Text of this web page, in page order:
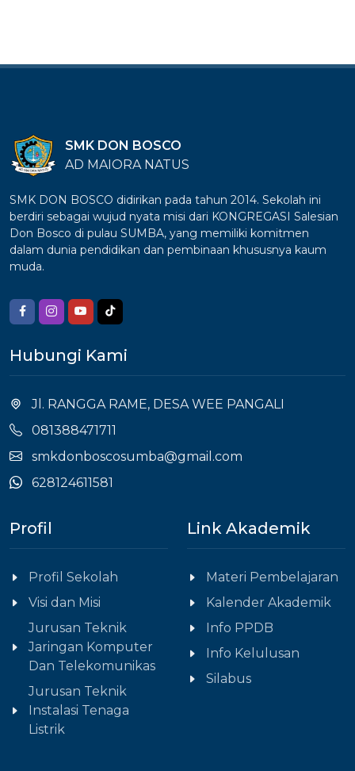
SMK DON BOSCO
AD MAIORA NATUS
SMK DON BOSCO didirikan pada tahun 2014. Sekolah ini
berdiri sebagai wujud nyata misi dari KONGREGASI Salesian
Don Bosco di pulau SUMBA, yang memiliki komitmen
dalam dunia pendidikan dan pembinaan khususnya kaum
muda.
Hubungi Kami
Jl. RANGGA RAME, DESA WEE PANGALI
081388471711
smkdonboscosumba@gmail.com
628124611581
Profil
Profil Sekolah
Visi dan Misi
Jurusan Teknik
Jaringan Komputer
Dan Telekomunikas
Jurusan Teknik
Instalasi Tenaga
Listrik
Link Akademik
Materi Pembelajaran
Kalender Akademik
Info PPDB
Info Kelulusan
Silabus